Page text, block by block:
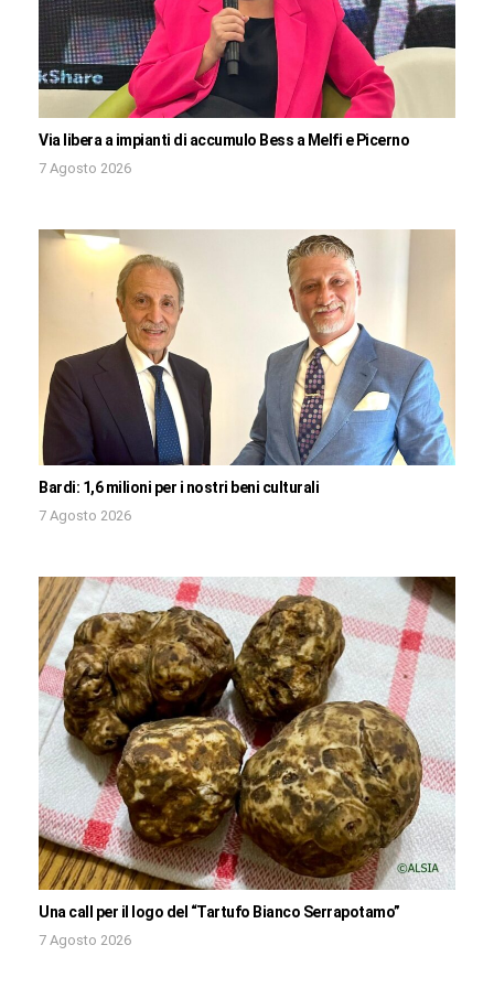
Via libera a impianti di accumulo Bess a Melfi e Picerno
7 Agosto 2026
Bardi: 1,6 milioni per i nostri beni culturali
7 Agosto 2026
Una call per il logo del “Tartufo Bianco Serrapotamo”
7 Agosto 2026